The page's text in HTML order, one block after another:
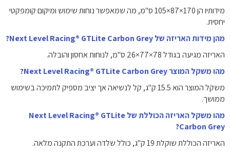
מידותיו הן 170×87×105 ס"מ, מה שמאפשר נוחות שימוש ומיקום קומפקטי
יחסית.
מהן מידות האריזה של Next Level Racing® GTLite Carbon Grey?
האריזה מגיעה בגודל 78×77×26 ס"מ, לנוחות אחסון והובלה.
מהו משקל המוצר Next Level Racing® GTLite Carbon Grey?
משקל המוצר הוא 15.5 ק"ג, קל לנשיאה אך יציב מספיק לתמיכה בשימוש
ממושך.
מהו משקל האריזה הכוללת של Next Level Racing® GTLite
Carbon Grey?
האריזה הכוללת שוקלת 19 ק"ג, כולל שלדה וערכת התקנה מלאה.